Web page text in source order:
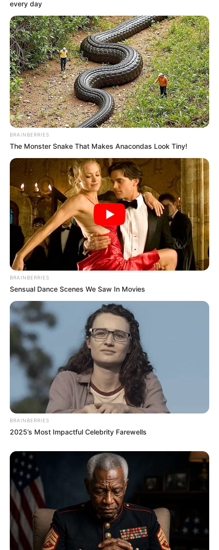
วันอาทิตย์ห้ามให้ฤกษ์นี้
จันทร์ที่ 31 สิงหาคม 256314.15-16.35 น. คนเกิด
วันอาทิตย์ห้ามให้ฤกษ์นี้
เดือน กันยายน
อาทิตย์ที่ 13 กันยายน 256311.25-17.45 น. คนเกิด
วันจันทร์ห้ามใช้ฤกษ์นี้
ศุกร์ที่ 18 กันยายน 2563
เกิดวันอาทิตย์ห้ามให้ฤกษ์นี้
พฤหัสบดีที่ 24 กันยายน 256310.25-15.15 น. คนเกิด
วันพุธกลางคืนห้ามใช้ฤกษ์นี้
เสาร์ที่ 26 กันยายน 256313.45-18.25 น. คน
เกิดวันพุธห้ามใช้ฤกษ์นี้
เดือน ตุลาคม
พฤหัสบดีที่ 1 ตุลาคม 256311.15-14.25 น. คน
เกิดวันพุธกลางคืนห้ามใช้ฤกษ์นี้
จันทร์ที่ 5 ตุลาคม 256310.35-14.15 น. คน
เกิดวันอาทิตย์ห้ามให้ฤกษ์นี้
พฤหัสบดีที่ 15 ตุลาคม 256316.45-18.55 น. คน
เกิดวันพุธกลางคืนห้ามใช้ฤกษ์นี้
จันทร์ที่ 19 ตุลาคม 256310.45-12.35 น. คน
เกิดวันอาทิตย์ห้ามให้ฤกษ์นี้
เดือน พฤศจิกายน
อาทิตย์ที่ 8 พฤศจิกายน 2563 10.15-12.45 น. คน
เกิดวันจันทร์ห้ามใช้ฤกษ์นี้
เสาร์ที่ 14 พฤศจิกายน 256309.25-11.45 น. คน
เกิดวันพฤหัสบดีห้ามให้ฤกษ์นี้
พฤหัสบดีที่ 19 พฤศจิกายน 256314.15-16.45 น. คน
เกิดวันพุธกลางคืนห้ามใช้ฤกษ์นี้
ศุกร์ที่ 20 พฤศจิกายน 256313.25-15.35 น. คน
เกิดวันอาทิตย์ห้ามให้ฤกษ์นี้
อาทิตย์ที่ 29 พฤศจิกายน 256309.15-13.25 น. คน
เกิดวันจันทร์ห้ามใช้ฤกษ์นี้
จันทร์ที่ 30 พฤศจิกายน 256311.35-13.55 น. คน
เกิดวันอาทิตย์ห้ามให้ฤกษ์นี้
every day
BRAINBERRIES
The Monster Snake That Makes Anacondas Look Tiny!
BRAINBERRIES
Sensual Dance Scenes We Saw In Movies
BRAINBERRIES
2025’s Most Impactful Celebrity Farewells